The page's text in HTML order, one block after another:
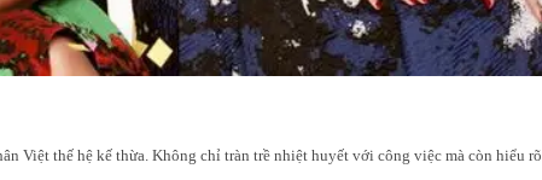
Việt thế hệ kế thừa. Không chỉ tràn trề nhiệt huyết với công việc mà còn hiểu rõ